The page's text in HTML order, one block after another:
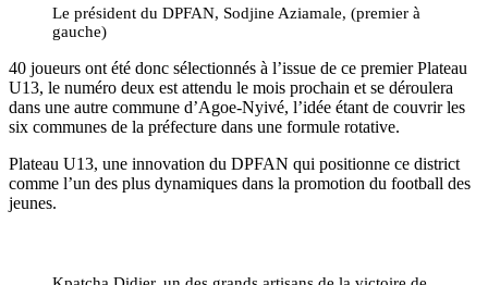
Le président du DPFAN, Sodjine Aziamale, (premier à
gauche)
40 joueurs ont été donc sélectionnés à l’issue de ce premier Plateau
U13, le numéro deux est attendu le mois prochain et se déroulera
dans une autre commune d’Agoe-Nyivé, l’idée étant de couvrir les
six communes de la préfecture dans une formule rotative.
Plateau U13, une innovation du DPFAN qui positionne ce district
comme l’un des plus dynamiques dans la promotion du football des
jeunes.